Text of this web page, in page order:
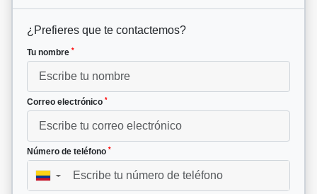
¿Prefieres que te contactemos?
Tu nombre *
Correo electrónico *
Número de teléfono *
▼